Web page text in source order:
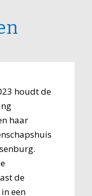
houdt de
haar
de
een